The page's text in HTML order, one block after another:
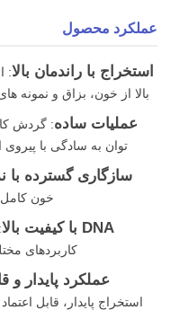
عملکرد محصول
استخراج با راندمان بالا
بالا از خون، بزاق و نمونه
عملیات ساده
توان به سادگی با پیروی
سازگاری گسترده با
خون
DNA با کیفیت بالا
کاربردهای
عملکرد پایدار و
استخراج پایدار، قابل